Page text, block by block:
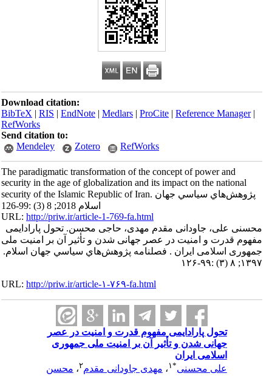
Download citation:
BibTeX|RIS|EndNote|Medlars|ProCite|Reference Manager
RefWorks
Send citation to:
Mendeley
Zotero RefWorks
The paradigmatic transformation of the concept of power and
security in the age of globalization and its impact on the national
security of the Islamic Republic of Iran. پژوهش‌هاي سياسي جهان
اسلام 2018; 8 (3) :99-126
URL:http://priw.ir/article-1-769-fa.html
محسنی علی، جاودانی مقدم مهدی، حاجی محسن. تحول پارادایمی
مفهوم قدرت و امنیت در عصر جهانی شدن و تأثیر آن بر امنیت ملی
جمهوری اسلامی ایران . فصلنامه پژوهش‌هاي سياسي جهان اسلام.
۱۳۹۷; ۸ (۳) :۹۹-۱۲۶
URL:http://priw.ir/article-۱-۷۶۹-fa.html
تحول پارادایمی مفهوم قدرت و امنیت در عصر
جهانی شدن و تأثیر آن بر امنیت ملی جمهوری
اسلامی ایران
علی محسنی
۱،مهدی جاودانی مقدم ،محسن